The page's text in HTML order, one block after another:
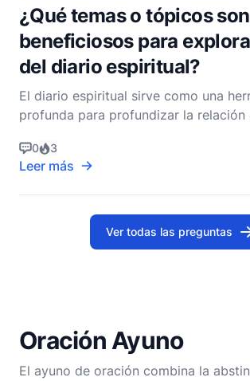
¿Qué temas o tópicos son
beneficiosos para
del diario espiritual?
El diario espiritual sirve como una
profunda para profundizar la relación
espiritual. Esta práctica de registrar
oraciones, reflexiones e ideas no solo
documentar el viaje espiritual, sino
0 3
Leer más
Ver todas las preguntas
Oración Ayuno
El ayuno de oración combina la